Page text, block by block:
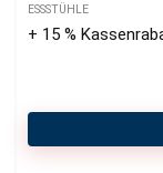
ESSSTÜHLE
+ 15 %